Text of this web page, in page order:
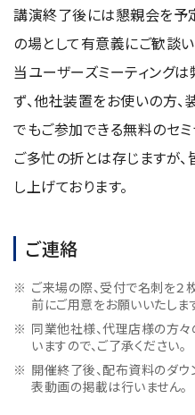
ニュース
お問い合わせのご案内
サイトマップ
集束イオンビーム加工観
電子プローブマイクロアナ
オージェマイクロプローブ
光電子分光装置 (XPS、
核磁気共鳴装置 (NMR)
NMRプローブ
超伝導マグネット (SCM)
NMR周辺機器
NMRソフトウェア
ブリッジングサービス
サブスクリプション
リース
シェアリング
リユース
お薦め消耗品
会員制サービス(JEOL
サポートプラン(パーコール
製品を安全にお使いいただ
化学
ガラス・セラミック
生物学
食品・植物
防衛・航空宇宙
ライフサイエンス
自動車
非鉄・金属
プラスチック・高分子
臨床・病理
医薬・創薬
ウェビナーアーカイブ
会社概要
ご挨拶
グローバルネットワーク
YOKOGUSHI 2.0
理科教育支援
国内拠点
国内関係会社
海外関係会社
サステナビリティ
サステナビリティ
グローバル & ニッチ
トップコミットメント
ガバナンス
統合報告書
健康経営
採用情報
採用情報
数字で見る日本電子
VOICE
PROFESSIONAL
福利厚生
新卒採用
講演終了後には懇親会を予
の場として有意義にご歓談
当ユーザーズミーティング
ず、他社装置をお使いの方
でもご参加できる無料のセミ
ご多忙の折とは存じますが
し上げております。
ご連絡
ご来場の際、受付で名刺を２
前にご用意をお願いいたしま
同業他社様、代理店様の方
いますので、ご了承ください。
開催終了後、配布資料のダウ
表動画の掲載は行いません。